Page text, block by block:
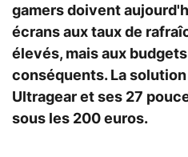
gamers doivent
écrans aux taux de
élevés, mais aux
conséquents. La solution
Ultragear et ses 27
sous les 200 euros.